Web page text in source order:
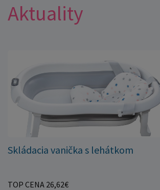
Aktuality
Skládacia vanička s lehátkom
TOP CENA 26,62€